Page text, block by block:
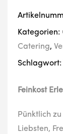
Kategorien:
Catering,
Schlagwort:
Feinkost
Pünktlich
Liebsten,